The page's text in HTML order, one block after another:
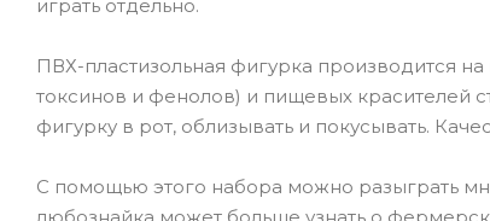
играть отдельно.
ПВХ-пластизольная фигурка производится
токсинов и фенолов) и пищевых красителей
фигурку в рот, облизывать и покусывать.
С помощью этого набора можно разыграть